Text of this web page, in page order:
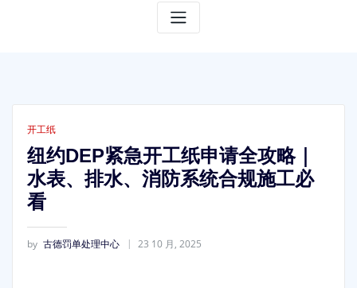
开工纸
纽约DEP紧急开工纸申请全攻略｜
水表、排水、消防系统合规施工必
看
by 古德罚单处理中心 23 10 月, 2025